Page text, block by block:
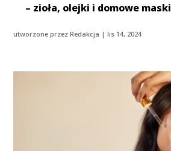
– zioła, olejki i domowe maski
utworzone przezRedakcja |lis 14, 2024